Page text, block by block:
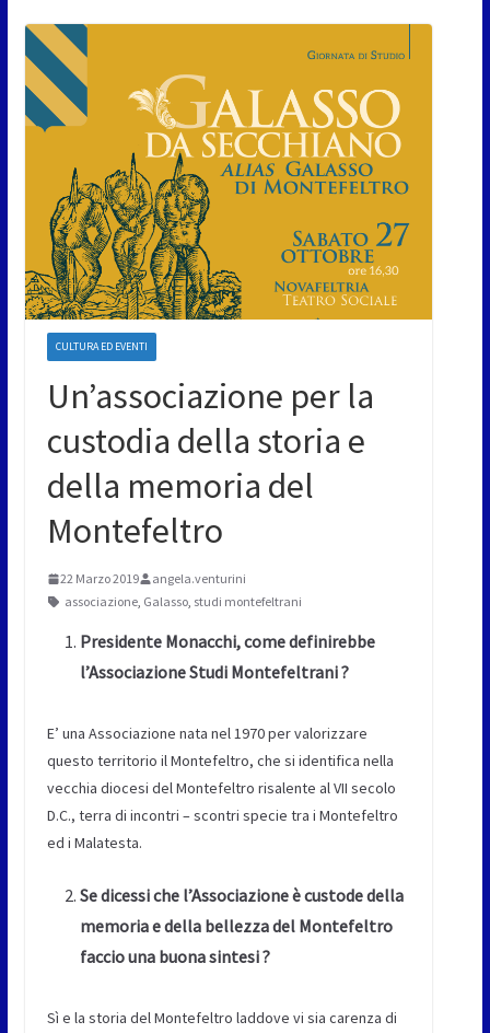
CULTURA ED EVENTI
Un’associazione per la
custodia della storia e
della memoria del
Montefeltro
22 Marzo 2019
angela.venturini
associazione, Galasso, studi montefeltrani
Presidente Monacchi, come definirebbe
l’Associazione Studi Montefeltrani ?
E’ una Associazione nata nel 1970 per valorizzare
questo territorio il Montefeltro, che si identifica nella
vecchia diocesi del Montefeltro risalente al VII secolo
D.C., terra di incontri – scontri specie tra i Montefeltro
ed i Malatesta.
Se dicessi che l’Associazione è custode della
memoria e della bellezza del Montefeltro
faccio una buona sintesi ?
Sì e la storia del Montefeltro laddove vi sia carenza di